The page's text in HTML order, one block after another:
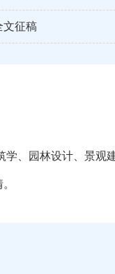
文征稿
、园林设计、景